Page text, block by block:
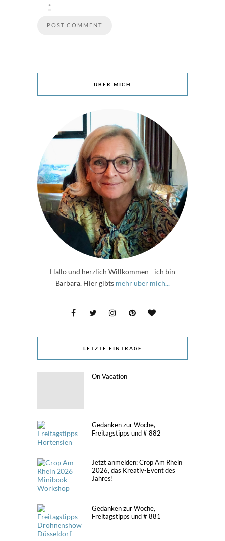
*
ÜBER MICH
Hallo und herzlich Willkommen - ich bin
Barbara. Hier gibts mehr über mich...
LETZTE EINTRÄGE
On Vacation
Gedanken zur Woche,
Freitagstipps und # 882
Jetzt anmelden: Crop Am Rhein
2026, das Kreativ-Event des
Jahres!
Gedanken zur Woche,
Freitagstipps und # 881